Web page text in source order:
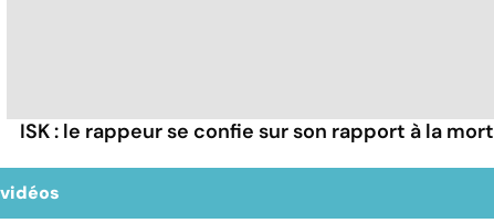
ISK : le rappeur se confie sur son rapport à la mort